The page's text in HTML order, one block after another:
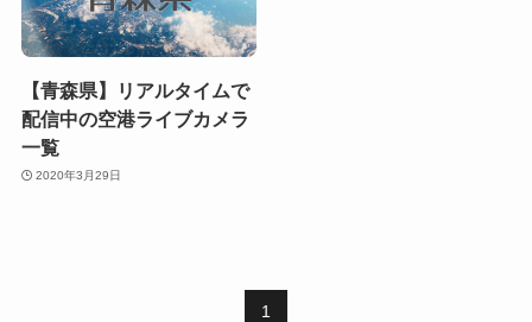
【青森県】リアルタイムで
配信中の空港ライブカメラ
一覧
2020年3月29日
1